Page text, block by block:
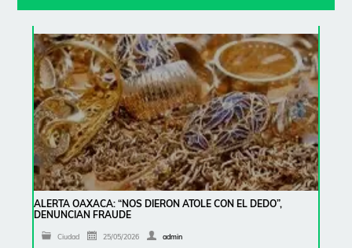
ALERTA OAXACA: “NOS DIERON ATOLE CON EL DEDO”,
DENUNCIAN FRAUDE
Ciudad 25/05/2026 admin